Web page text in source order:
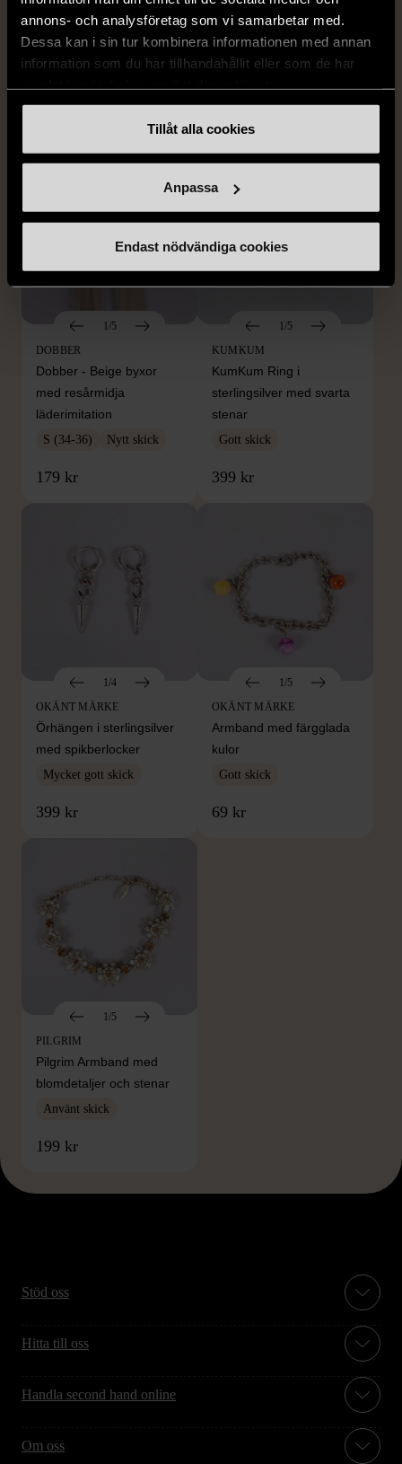
annons- och analysföretag som vi samarbetar med.
Dessa kan i sin tur kombinera informationen med annan
information som du har tillhandahållit eller som de har
Tillåt alla cookies
Anpassa
Endast nödvändiga cookies
S (34-36) Gott skick
Kjol - Silke - Premium
Vintage
S (34-36)
999 kr
1/5
DOBBER
Dobber - Beige byxor
med resårmidja
läderimitation
S (34-36) Nytt skick
179 kr
1/5
KUMKUM
KumKum Ring i
sterlingsilver med svarta
stenar
Gott skick
399 kr
1/4
OKÄNT MÄRKE
Örhängen i sterlingsilver
med spikberlocker
Mycket gott skick
399 kr
1/5
OKÄNT MÄRKE
Armband med färgglada
kulor
Gott skick
69 kr
1/5
PILGRIM
Pilgrim Armband med
blomdetaljer och stenar
Använt skick
199 kr
Stöd oss
Hitta till oss
Handla second hand online
Om oss